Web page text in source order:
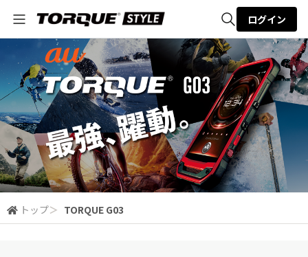
全体検索
検索
ログイン
トップ＞ TORQUE G03